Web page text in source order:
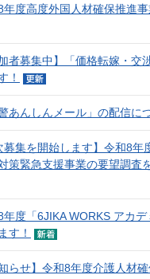
年度高度外国人材確保推進
加者募集中】「価格転嫁・交
！
警あんしんメール」の配信に
募集を開始します】令和8
策緊急支援事業の要望調査
年度「6JIKA WORKS アカ
す！
知らせ】令和8年度介護人材